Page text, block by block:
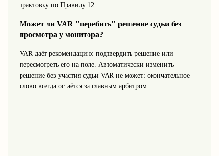
трактовку по Правилу 12.
Может ли VAR "перебить" решение судьи без
просмотра у монитора?
VAR даёт рекомендацию: подтвердить решение или
пересмотреть его на поле. Автоматически изменить
решение без участия судьи VAR не может; окончательное
слово всегда остаётся за главным арбитром.